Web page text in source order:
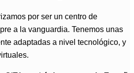
por ser un centro de
a la vanguardia. Tenemos unas
adaptadas a nivel tecnológico, y